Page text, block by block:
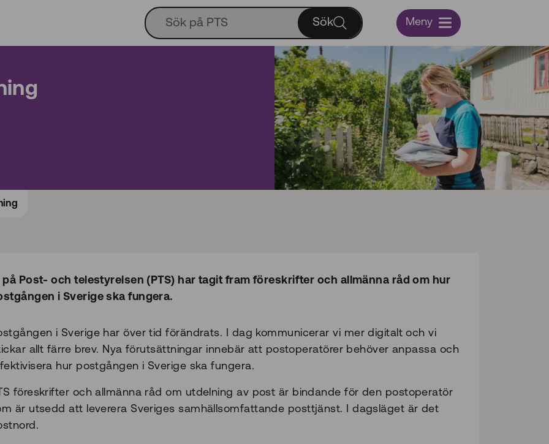
Sök Meny
på Post- och telestyrelsen (PTS) har tagit fram föreskrifter och allmänna råd om hur
i Sverige ska fungera.
i Sverige har över tid förändrats. I dag kommunicerar vi mer digitalt och vi
allt färre brev. Nya förutsättningar innebär att postoperatörer behöver anpassa och
hur postgången i Sverige ska fungera.
föreskrifter och allmänna råd om utdelning av post är bindande för den postoperatör
är utsedd att leverera Sveriges samhällsomfattande posttjänst. I dagsläget är det